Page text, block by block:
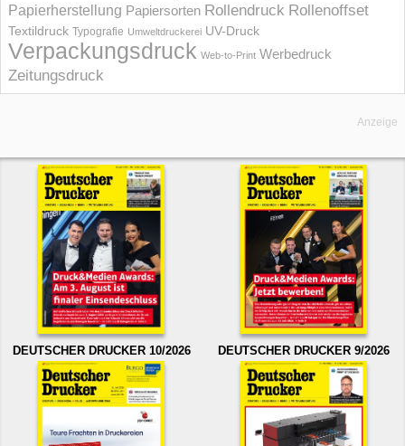
Papierherstellung Papiersorten Rollendruck Rollenoffset
Textildruck Typografie Umweltdruckerei UV-Druck
Verpackungsdruck Web-to-Print Werbedruck
Zeitungsdruck
Anzeige
DEUTSCHER DRUCKER 10/2026 DEUTSCHER DRUCKER 9/2026